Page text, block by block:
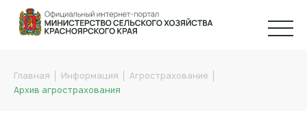
Главная Информация
Агрострахование
Архив агрострахования